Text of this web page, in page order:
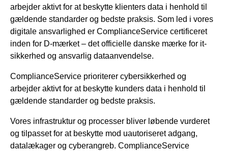
arbejder aktivt for at beskytte klienters data i henhold til
gældende standarder og bedste praksis. Som led i vores
digitale ansvarlighed er ComplianceService certificeret
inden for D-mærket – det officielle danske mærke for it-
sikkerhed og ansvarlig dataanvendelse.
ComplianceService prioriterer cybersikkerhed og
arbejder aktivt for at beskytte kunders data i henhold til
gældende standarder og bedste praksis.
Vores infrastruktur og processer bliver løbende vurderet
og tilpasset for at beskytte mod uautoriseret adgang,
datalækager og cyberangreb. ComplianceService